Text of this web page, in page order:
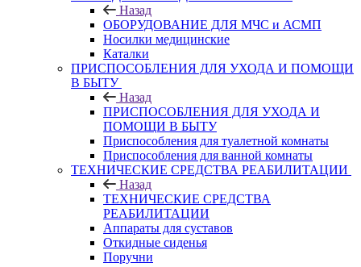
Назад
ОБОРУДОВАНИЕ ДЛЯ МЧС и АСМП
Носилки медицинские
Каталки
ПРИСПОСОБЛЕНИЯ ДЛЯ УХОДА И ПОМОЩИ
В БЫТУ
Назад
ПРИСПОСОБЛЕНИЯ ДЛЯ УХОДА И
ПОМОЩИ В БЫТУ
Приспособления для туалетной комнаты
Приспособления для ванной комнаты
ТЕХНИЧЕСКИЕ СРЕДСТВА РЕАБИЛИТАЦИИ
Назад
ТЕХНИЧЕСКИЕ СРЕДСТВА
РЕАБИЛИТАЦИИ
Аппараты для суставов
Откидные сиденья
Поручни